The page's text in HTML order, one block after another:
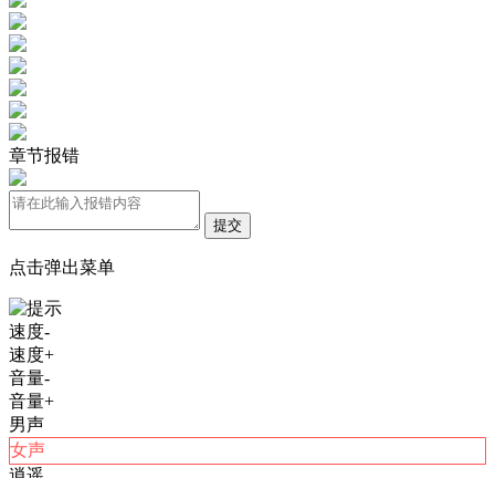
章节报错
提交
点击弹出菜单
速度-
速度+
音量-
音量+
男声
女声